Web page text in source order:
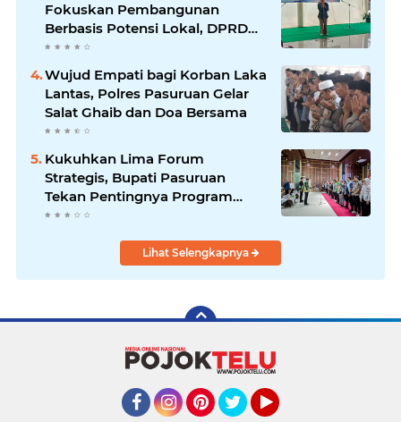
Fokuskan Pembangunan
Berbasis Potensi Lokal, DPRD
Optimistis Meski Dihantam
Efisiensi Anggaran
Wujud Empati bagi Korban Laka
Lantas, Polres Pasuruan Gelar
Salat Ghaib dan Doa Bersama
Kukuhkan Lima Forum
Strategis, Bupati Pasuruan
Tekan Pentingnya Program
Nyata untuk Rakyat
Lihat Selengkapnya